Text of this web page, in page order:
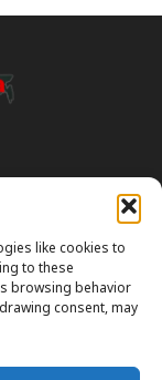
like cookies to
to these
browsing behavior
consent, may
with the
for accuracy, AI
is intended solely
Laws, Taxes)